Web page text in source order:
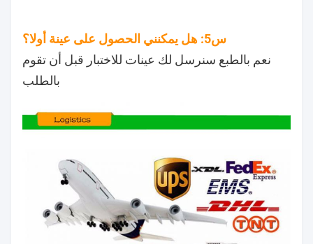
س5: هل يمكنني الحصول على عينة أولا؟
نعم بالطبع سنرسل لك عينات للاختبار قبل أن تقوم
بالطلب